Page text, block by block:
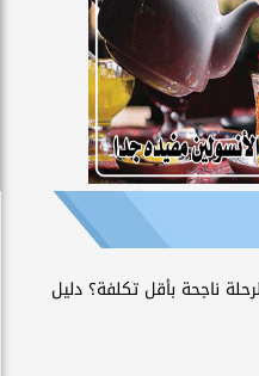
ناجحة بأقل تكلفة؟ دليل